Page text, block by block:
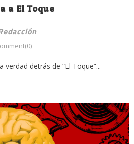
a El Toque
detrás de “El Toque”...